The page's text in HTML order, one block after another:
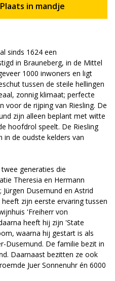
sinds 1624 een
in Brauneberg, in de Mittel
1000 inwoners en ligt
tussen de steile hellingen
zonnig klimaat; perfecte
voor de rijping van Riesling. De
zijn alleen beplant met witte
hoofdrol speelt. De Riesling
in de oudste kelders van
generaties die
Theresia en Hermann
Dusemund en Astrid
zijn eerste ervaring tussen
'Freiherr von
heeft hij zijn 'State
waarna hij gestart is als
Dusemund. De familie bezit in
Daarnaast bezitten ze ook
Juffer Sonnenuhr én 6000
Plaats in mandje